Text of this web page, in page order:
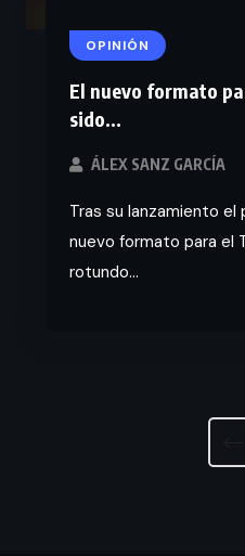
OPINIÓN
El nuevo formato
sido...
ÁLEX SANZ GARCÍA
Tras su lanzamiento
nuevo formato para el
rotundo...